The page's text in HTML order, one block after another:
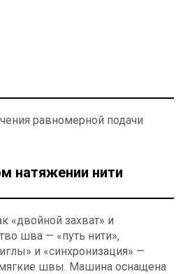
равномерной подачи
натяжении нити
«двойной захват» и
шва — «путь нити»,
и «синхронизация» —
мягкие швы. Машина оснащена